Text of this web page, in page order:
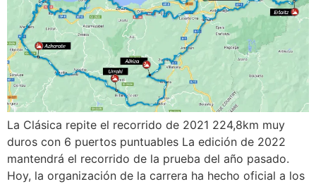
La Clásica repite el recorrido de 2021 224,8km muy
duros con 6 puertos puntuables La edición de 2022
mantendrá el recorrido de la prueba del año pasado.
Hoy, la organización de la carrera ha hecho oficial a los